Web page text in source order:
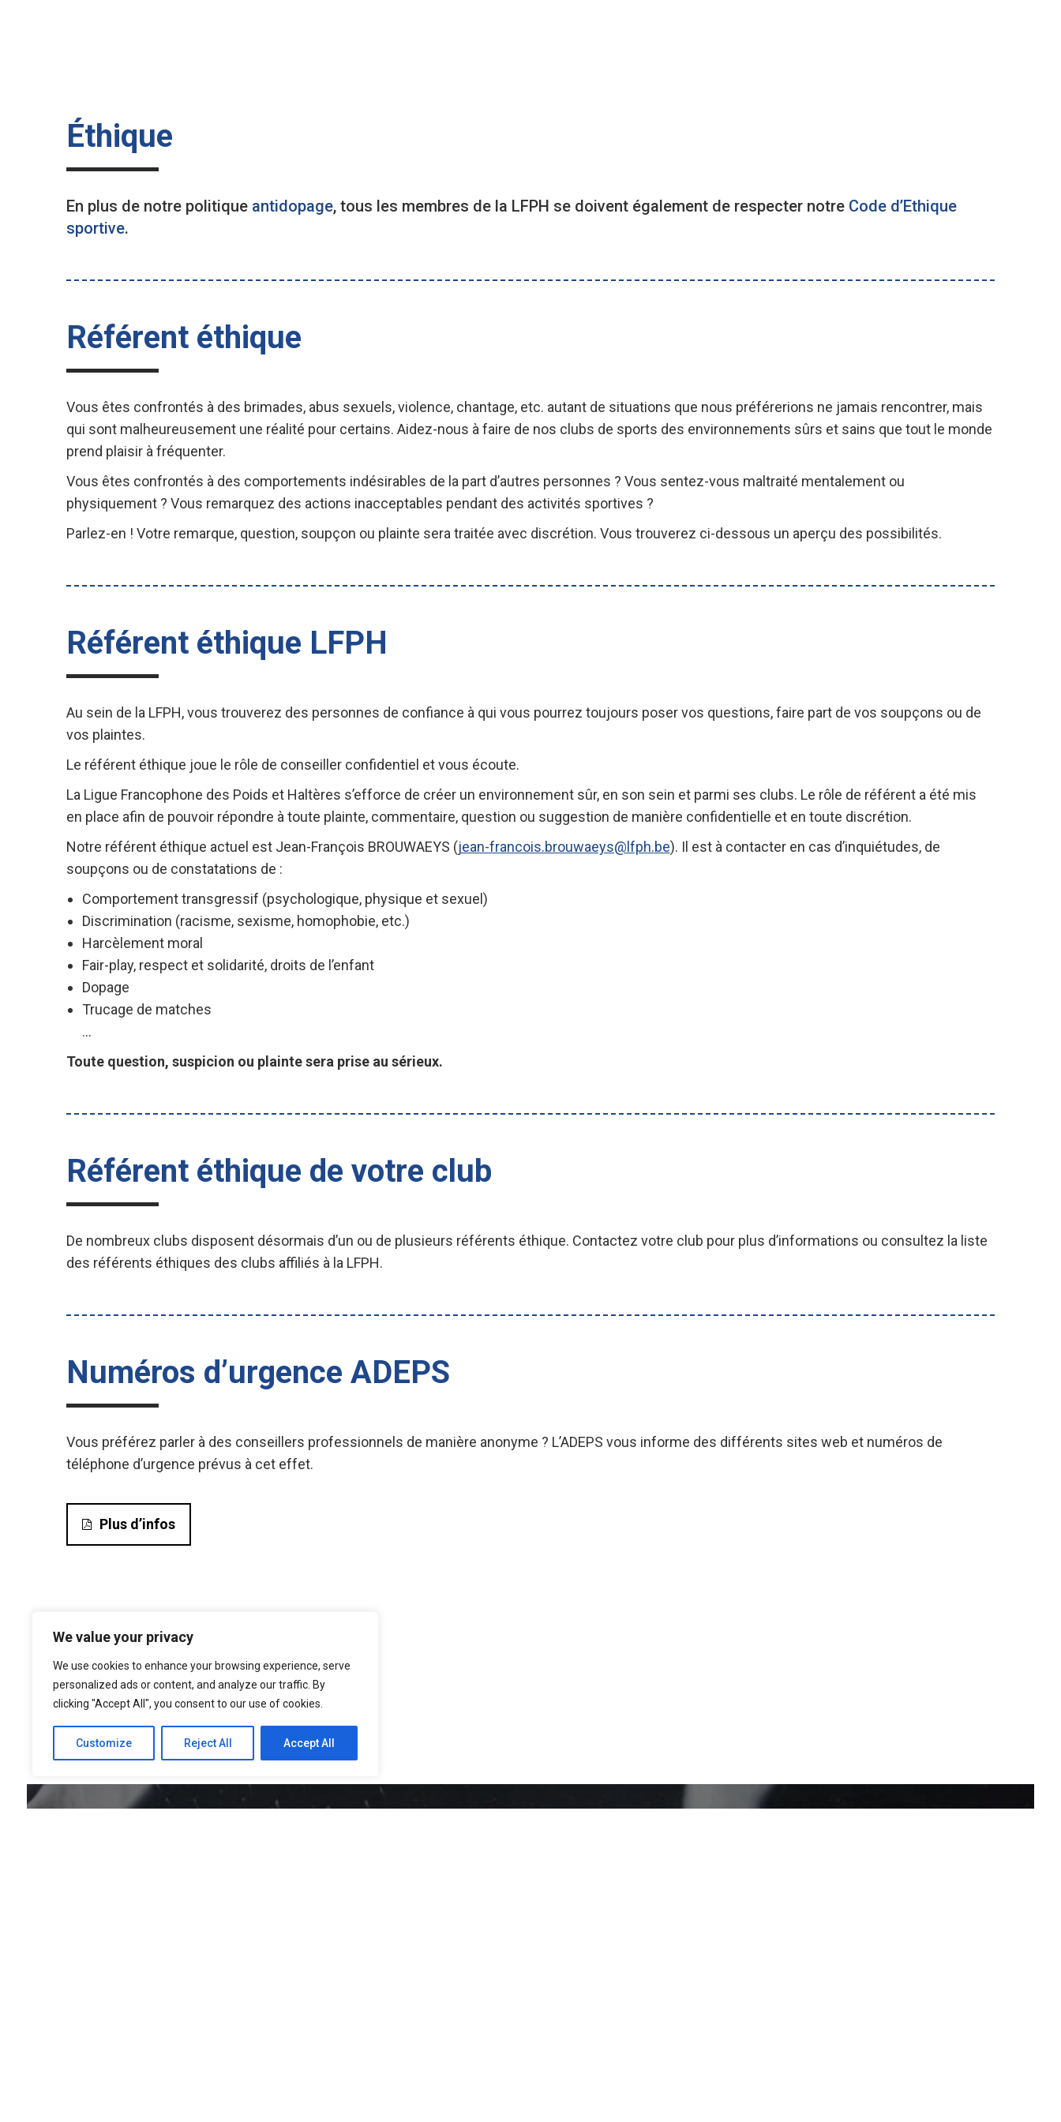
We value your privacy
We use cookies to enhance your browsing experience, serve
personalized ads or content, and analyze our traffic. By
clicking "Accept All", you consent to our use of cookies.
Customize Reject All Accept All
Éthique
En plus de notre politique antidopage, tous les membres de la LFPH se doivent également de respecter notre Code d’Ethique
sportive.
Référent éthique
Vous êtes confrontés à des brimades, abus sexuels, violence, chantage, etc. autant de situations que nous préférerions ne jamais rencontrer, mais
qui sont malheureusement une réalité pour certains. Aidez-nous à faire de nos clubs de sports des environnements sûrs et sains que tout le monde
prend plaisir à fréquenter.
Vous êtes confrontés à des comportements indésirables de la part d’autres personnes ? Vous sentez-vous maltraité mentalement ou
physiquement ? Vous remarquez des actions inacceptables pendant des activités sportives ?
Parlez-en ! Votre remarque, question, soupçon ou plainte sera traitée avec discrétion. Vous trouverez ci-dessous un aperçu des possibilités.
Référent éthique LFPH
Au sein de la LFPH, vous trouverez des personnes de confiance à qui vous pourrez toujours poser vos questions, faire part de vos soupçons ou de
vos plaintes.
Le référent éthique joue le rôle de conseiller confidentiel et vous écoute.
La Ligue Francophone des Poids et Haltères s’efforce de créer un environnement sûr, en son sein et parmi ses clubs. Le rôle de référent a été mis
en place afin de pouvoir répondre à toute plainte, commentaire, question ou suggestion de manière confidentielle et en toute discrétion.
Notre référent éthique actuel est Jean-François BROUWAEYS (jean-francois.brouwaeys@lfph.be). Il est à contacter en cas d’inquiétudes, de
soupçons ou de constatations de :
Comportement transgressif (psychologique, physique et sexuel)
Discrimination (racisme, sexisme, homophobie, etc.)
Harcèlement moral
Fair-play, respect et solidarité, droits de l’enfant
Dopage
Trucage de matches
…
Toute question, suspicion ou plainte sera prise au sérieux.
Référent éthique de votre club
De nombreux clubs disposent désormais d’un ou de plusieurs référents éthique. Contactez votre club pour plus d’informations ou consultez la liste
des référents éthiques des clubs affiliés à la LFPH.
Numéros d’urgence ADEPS
Vous préférez parler à des conseillers professionnels de manière anonyme ? L’ADEPS vous informe des différents sites web et numéros de
téléphone d’urgence prévus à cet effet.
Plus d’infos